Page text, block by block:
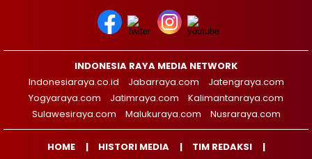
INDONESIA RAYA MEDIA NETWORK
Indonesiaraya.co.id
Jabarraya.com
Jatengraya.com
Yogyaraya.com
Jatimraya.com
Kalimantanraya.com
Sulawesiraya.com
Malukuraya.com Nusraraya.com
HOME HISTORI MEDIA
TIM REDAKSI